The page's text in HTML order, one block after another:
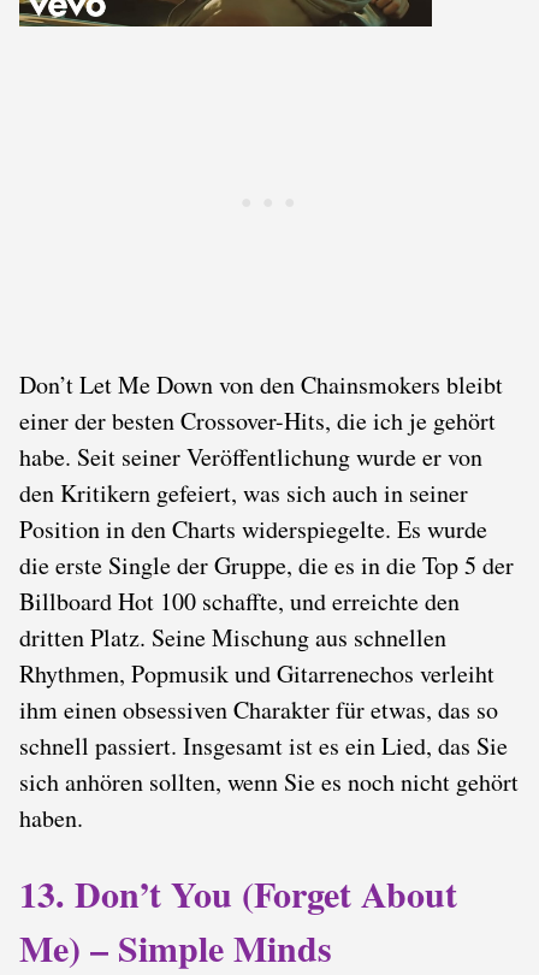
Don’t Let Me Down von den Chainsmokers bleibt
einer der besten Crossover-Hits, die ich je gehört
habe. Seit seiner Veröffentlichung wurde er von
den Kritikern gefeiert, was sich auch in seiner
Position in den Charts widerspiegelte. Es wurde
die erste Single der Gruppe, die es in die Top 5 der
Billboard Hot 100 schaffte, und erreichte den
dritten Platz. Seine Mischung aus schnellen
Rhythmen, Popmusik und Gitarrenechos verleiht
ihm einen obsessiven Charakter für etwas, das so
schnell passiert. Insgesamt ist es ein Lied, das Sie
sich anhören sollten, wenn Sie es noch nicht gehört
haben.
13. Don’t You (Forget About
Me) – Simple Minds